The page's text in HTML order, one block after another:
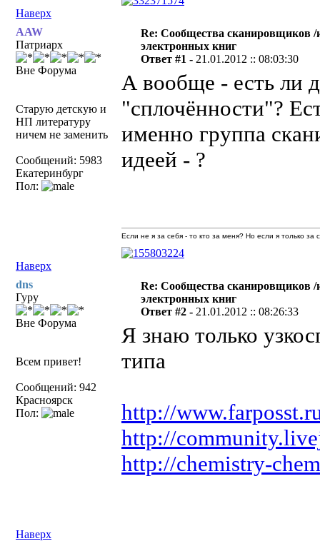
Наверх
AAW
Патриарх
Вне Форума
Старую детскую и
НП литературу
ничем не заменить
Сообщений: 5983
Екатеринбург
Пол:
Re: Сообщества сканировщиков /
электронных книг
Ответ #1 - 21.01.2012 :: 08:03:30
А вообще - есть ли
"сплочённости"?
именно группа
идеей - ?
Наверх
Если не я за себя - то кто за меня? Но если я только
dns
Гуру
Вне Форума
Всем привет!
Сообщений: 942
Красноярск
Пол:
Re: Сообщества сканировщиков /
электронных книг
Ответ #2 - 21.01.2012 :: 08:26:33
Я знаю только
типа
http://
http://
http://chemistry-
Наверх